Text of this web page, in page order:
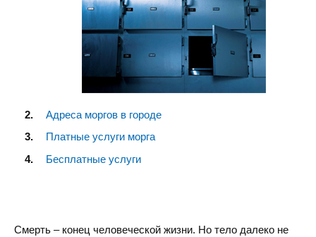
Адреса моргов в городе
Платные услуги морга
Бесплатные услуги
Смерть – конец человеческой жизни. Но тело далеко не